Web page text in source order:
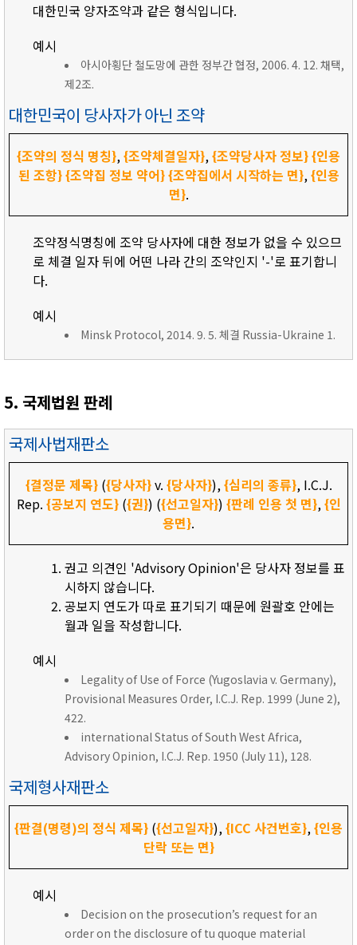
대한민국 양자조약과 같은 형식입니다.
예시
아시아횡단 철도망에 관한 정부간 협정, 2006. 4. 12. 채택,
제2조.
대한민국이 당사자가 아닌 조약
{조약의 정식 명칭},{조약체결일자},{조약당사자 정보}{인용
된 조항}{조약집 정보 약어}{조약집에서 시작하는 면},{인용
면}.
조약정식명칭에 조약 당사자에 대한 정보가 없을 수 있으므
로 체결 일자 뒤에 어떤 나라 간의 조약인지 '-'로 표기합니
다.
예시
Minsk Protocol, 2014. 9. 5. 체결 Russia-Ukraine 1.
5. 국제법원 판례
국제사법재판소
{결정문 제목}({당사자}v. {당사자}),{심리의 종류}, I.C.J.
Rep. {공보지 연도}({권}) ({선고일자}) {판례 인용 첫 면},{인
용면}.
권고 의견인 'Advisory Opinion'은 당사자 정보를 표
시하지 않습니다.
공보지 연도가 따로 표기되기 때문에 원괄호 안에는
월과 일을 작성합니다.
예시
Legality of Use of Force (Yugoslavia v. Germany),
Provisional Measures Order, I.C.J. Rep. 1999 (June 2),
422.
international Status of South West Africa,
Advisory Opinion, I.C.J. Rep. 1950 (July 11), 128.
국제형사재판소
{판결(명령)의 정식 제목} ({선고일자}),{ICC 사건번호},{인용
단락 또는 면}
예시
Decision on the prosecution’s request for an
order on the disclosure of tu quoque material